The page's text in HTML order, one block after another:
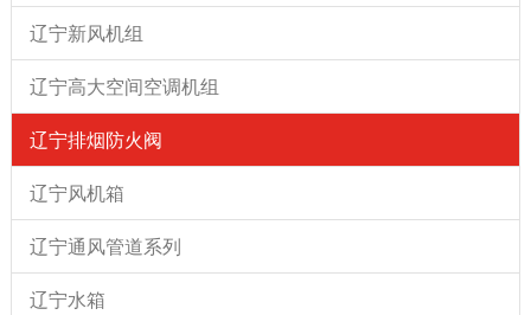
辽宁新风机组
辽宁高大空间空调机组
辽宁排烟防火阀
辽宁风机箱
辽宁通风管道系列
辽宁水箱